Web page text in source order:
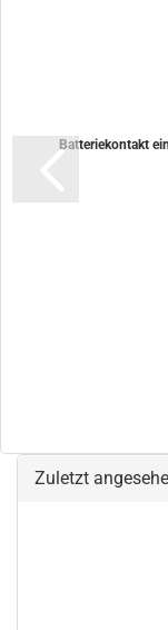
Batteriekontakt
Zuletzt